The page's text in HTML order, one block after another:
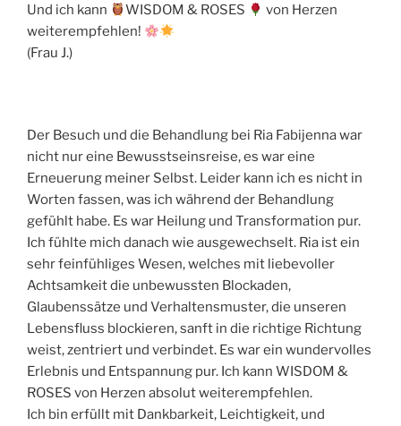
Und ich kann
WISDOM & ROSES
von Herzen
weiterempfehlen!
(Frau J.)
Der Besuch und die Behandlung bei Ria Fabijenna war
nicht nur eine Bewusstseinsreise, es war eine
Erneuerung meiner Selbst. Leider kann ich es nicht in
Worten fassen, was ich während der Behandlung
gefühlt habe. Es war Heilung und Transformation pur.
Ich fühlte mich danach wie ausgewechselt. Ria ist ein
sehr feinfühliges Wesen, welches mit liebevoller
Achtsamkeit die unbewussten Blockaden,
Glaubenssätze und Verhaltensmuster, die unseren
Lebensfluss blockieren, sanft in die richtige Richtung
weist, zentriert und verbindet. Es war ein wundervolles
Erlebnis und Entspannung pur. Ich kann WISDOM &
ROSES von Herzen absolut weiterempfehlen.
Ich bin erfüllt mit Dankbarkeit, Leichtigkeit, und